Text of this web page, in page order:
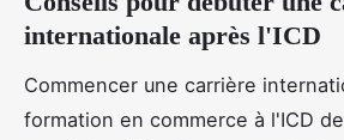
internationale après l'ICD
Commencer une carrière
formation en commerce à l'ICD